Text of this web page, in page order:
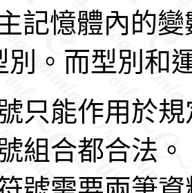
記憶體內的
別。而型別和
只能作用於
組合都合法。